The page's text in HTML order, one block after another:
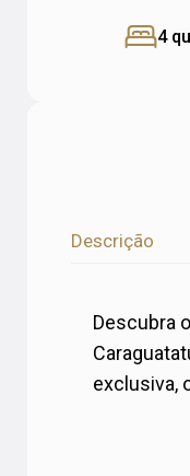
4
Descrição
Descubra
exclusiva,